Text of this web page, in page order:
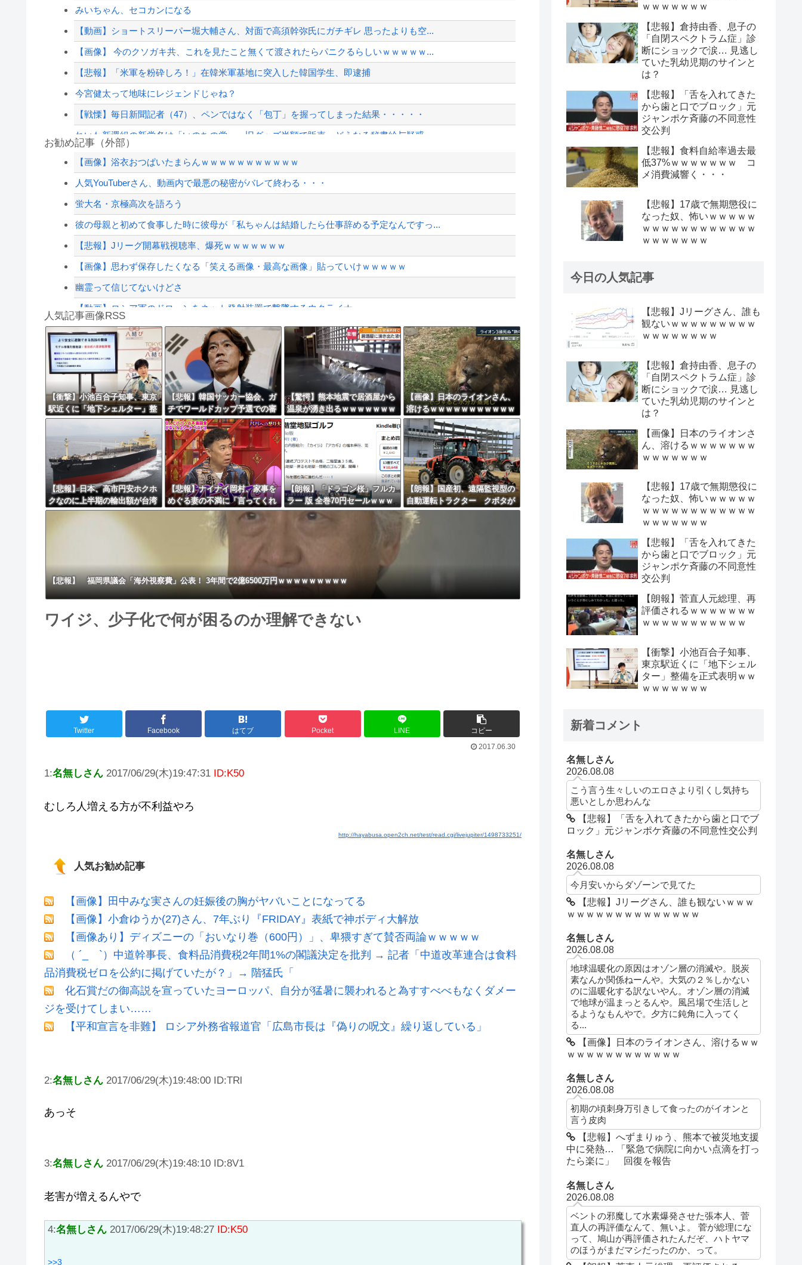
みいちゃん、セコカンになる
【動画】ショートスリーパー堀大輔さん、対面で高須幹弥氏にガチギレ 思ったよりも空...
【画像】 今のクソガキ共、これを見たこと無くて渡されたらパニクるらしいｗｗｗｗｗ...
【悲報】「米軍を粉砕しろ！」在韓米軍基地に突入した韓国学生、即逮捕
今宮健太って地味にレジェンドじゃね？
【戦慄】毎日新聞記者（47）、ペンではなく「包丁」を握ってしまった結果・・・・・
れいわ新選組の新党名は「いのちの党」 旧グッズ半額で販売 どうなる秘書給与疑惑
ジャンポケ斎藤と代理人のやりとり、「地獄すぎて完全にコントになってる……」と衝撃...
ショートスリーパー堀大輔、高須幹弥にブチギレ
【動画】アメリカの街中ラリフェス、治安が崩壊してない理由ｗｗｗ
【最近】冷たい空調服ってやつが出てるらしくめっちゃ欲しい
【配信者】「金バエ」のSNS更新が1週間途絶え、様々な憶測が飛び交う。1週間ぶり...
【緊急速報】NYで警官が黒人男性の首を絞め、暴動第二波不可避へ
Powered by livedoor 相互RSS
お勧め記事（外部）
【画像】浴衣おつぱいたまらんｗｗｗｗｗｗｗｗｗｗｗ
人気YouTuberさん、動画内で最悪の秘密がバレて終わる・・・
蛍大名・京極高次を語ろう
彼の母親と初めて食事した時に彼母が「私ちゃんは結婚したら仕事辞める予定なんですっ...
【悲報】Jリーグ開幕戦視聴率、爆死ｗｗｗｗｗｗｗ
【画像】思わず保存したくなる「笑える画像・最高な画像」貼っていけｗｗｗｗｗ
幽霊って信じてないけどさ
【動画】ロシア軍のドローンをネット発射装置で撃墜するウクライナ。
【最近】冷たい空調服ってやつが出てるらしくめっちゃ欲しい
実況「金メダルをとった萩野には俺さんへの挑戦権を手にしました！」俺「ほう君が萩野...
8/4のニュース
日本旅行キャンセルすべきか…1万年ぶり史上最大級の火山の兆し＝韓国の反応
更新中止のお知らせ
海外「おめでとうタキ！」リヴァプール南野がバースデーゴール！！
Powered by livedoor 相互RSS
人気記事画像RSS
【衝撃】小池百合子知事、東京
駅近くに「地下シェルター」整
備を正式表明ｗｗｗｗｗｗｗｗ
【悲報】韓国サッカー協会、ガ
チでワールドカップ予選での審
判への性接待がバレ大炎上大騒
ぎにｗｗｗｗｗｗｗｗ
【驚愕】熊本地震で居酒屋から
温泉が湧き出るｗｗｗｗｗｗｗ
ｗｗｗｗｗ
【画像】日本のライオンさん、
溶けるｗｗｗｗｗｗｗｗｗｗｗ
ｗｗｗ
【悲報】日本、高市円安ホクホ
クなのに上半期の輸出額が台湾
と韓国に抜かれる・・・
【悲報】ナイナイ岡村、家事を
めぐる妻の不満に「言ってくれ
たら済む話やん」になるみ「バ
イトやったらクビやで」説教受
【朗報】「ドラゴン桜」フルカ
ラー 版 全巻70円セールｗｗｗ
ｗｗｗｗｗ スポーツ漫画50％
【朗報】国産初、遠隔監視型の
自動運転トラクター クボタが
来春に発売！！！
【悲報】 福岡県議会「海外視察費」公表！ 3年間で2億6500万円ｗｗｗｗｗｗｗｗｗ
ワイジ、少子化で何が困るのか理解できない
Twitter Facebook はてブ Pocket LINE
コピー
2017.06.30
1:名無しさん 2017/06/29(木)19:47:31 ID:K50
むしろ人増える方が不利益やろ
http://hayabusa.open2ch.net/test/read.cgi/livejupiter/1498733251/
人気お勧め記事
【画像】田中みな実さんの妊娠後の胸がヤバいことになってる
【画像】小倉ゆうか(27)さん、7年ぶり『FRIDAY』表紙で神ボディ大解放
【画像あり】ディズニーの「おいなり巻（600円）」、卑猥すぎて賛否両論ｗｗｗｗｗ
（ ´_ゝ`）中道幹事長、食料品消費税2年間1%の閣議決定を批判 → 記者「中道改革連合は食料
品消費税ゼロを公約に掲げていたが？」→ 階猛氏「
化石賞だの御高説を宣っていたヨーロッパ、自分が猛暑に襲われると為すすべべもなくダメー
ジを受けてしまい……
【平和宣言を非難】 ロシア外務省報道官「広島市長は『偽りの呪文』繰り返している」
2:名無しさん 2017/06/29(木)19:48:00 ID:TRl
あっそ
3:名無しさん 2017/06/29(木)19:48:10 ID:8V1
老害が増えるんやで
4:名無しさん 2017/06/29(木)19:48:27 ID:K50
>>3
ｗｗｗｗｗｗｗ
【悲報】倉持由香、息子の
「自閉スペクトラム症」診
断にショックで涙… 見逃し
ていた乳幼児期のサインと
は？
【悲報】「舌を入れてきた
から歯と口でブロック」元
ジャンポケ斉藤の不同意性
交公判
【悲報】食料自給率過去最
低37%ｗｗｗｗｗｗｗ コ
メ消費減響く・・・
【悲報】17歳で無期懲役に
なった奴、怖いｗｗｗｗｗ
ｗｗｗｗｗｗｗｗｗｗｗｗ
ｗｗｗｗｗｗｗ
今日の人気記事
【悲報】Jリーグさん、誰も
観ないｗｗｗｗｗｗｗｗｗ
ｗｗｗｗｗｗｗｗ
【悲報】倉持由香、息子の
「自閉スペクトラム症」診
断にショックで涙… 見逃し
ていた乳幼児期のサインと
は？
【画像】日本のライオンさ
ん、溶けるｗｗｗｗｗｗｗ
ｗｗｗｗｗｗｗ
【悲報】17歳で無期懲役に
なった奴、怖いｗｗｗｗｗ
ｗｗｗｗｗｗｗｗｗｗｗｗ
ｗｗｗｗｗｗｗ
【悲報】「舌を入れてきた
から歯と口でブロック」元
ジャンポケ斉藤の不同意性
交公判
【朗報】菅直人元総理、再
評価されるｗｗｗｗｗｗｗ
ｗｗｗｗｗｗｗｗｗｗｗ
【衝撃】小池百合子知事、
東京駅近くに「地下シェル
ター」整備を正式表明ｗｗ
ｗｗｗｗｗｗｗ
新着コメント
名無しさん
2026.08.08
こう言う生々しいのエロさより引くし気持ち
悪いとしか思わんな
【悲報】「舌を入れてきたから歯と口でブ
ロック」元ジャンポケ斉藤の不同意性交公判
名無しさん
2026.08.08
今月安いからダゾーンで見てた
【悲報】Jリーグさん、誰も観ないｗｗｗ
ｗｗｗｗｗｗｗｗｗｗｗｗｗｗ
名無しさん
2026.08.08
地球温暖化の原因はオゾン層の消滅や。脱炭
素なんか関係ねーんや。大気の２％しかない
のに温暖化する訳ないやん。オゾン層の消滅
で地球が温まっとるんや。風呂場で生活しと
るようなもんやで。夕方に鈍角に入ってく
る...
【画像】日本のライオンさん、溶けるｗｗ
ｗｗｗｗｗｗｗｗｗｗｗｗ
名無しさん
2026.08.08
初期の頃刺身万引きして食ったのがイオンと
言う皮肉
【悲報】へずまりゅう、熊本で被災地支援
中に発熱… 「緊急で病院に向かい点滴を打っ
たら楽に」 回復を報告
名無しさん
2026.08.08
ベントの邪魔して水素爆発させた張本人、菅
直人の再評価なんて、無いよ。 菅が総理にな
って、鳩山が再評価されたんだぞ、ハトヤマ
のほうがまだマシだったのか、って。